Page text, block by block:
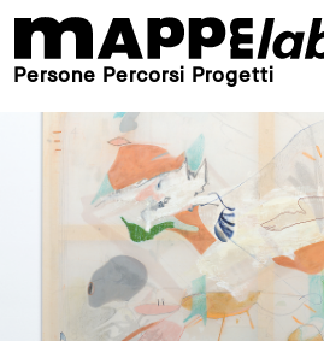
Persone Percorsi Progetti